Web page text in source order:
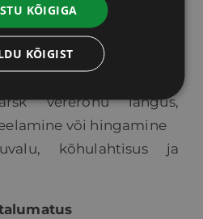
või nahasügelus
vererõhu langus,
või hingamine
kõhulahtisus ja
KÕIGIGA
KÕIGIST